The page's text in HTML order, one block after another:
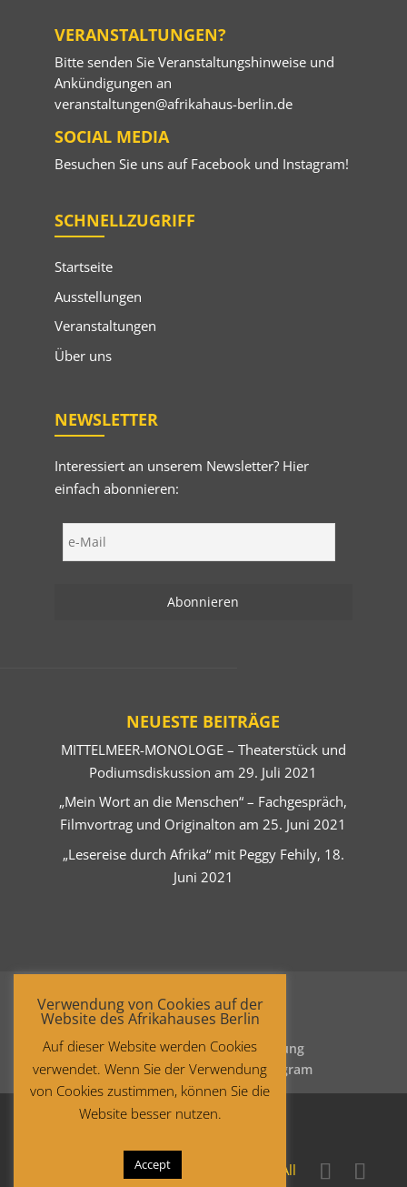
VERANSTALTUNGEN?
Bitte senden Sie Veranstaltungshinweise und
Ankündigungen an
veranstaltungen@afrikahaus-berlin.de
SOCIAL MEDIA
Besuchen Sie uns auf Facebookund Instagram!
SCHNELLZUGRIFF
Startseite
Ausstellungen
Veranstaltungen
Über uns
NEWSLETTER
Interessiert an unserem Newsletter? Hier
einfach abonnieren:
NEUESTE BEITRÄGE
MITTELMEER-MONOLOGE – Theaterstück und
Podiumsdiskussion am 29. Juli 2021
„Mein Wort an die Menschen“ – Fachgespräch,
Filmvortrag und Originalton am 25. Juni 2021
„Lesereise durch Afrika“ mit Peggy Fehily, 18.
Juni 2021
Startseite
Datenschutzerklärung
Impressum
Facebook Instagram
Copyright © 2021 Afrika-Haus Berlin. All
Verwendung von Cookies auf der
Website des Afrikahauses Berlin
Auf dieser Website werden Cookies
verwendet. Wenn Sie der Verwendung
von Cookies zustimmen, können Sie die
Website besser nutzen.
Accept